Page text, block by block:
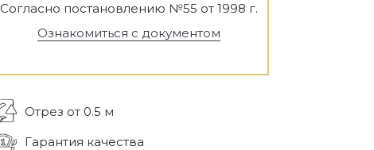
Согласно постановлению №55 от 1998 г.
Ознакомиться с документом
Отрез от 0.5 м
Гарантия качества